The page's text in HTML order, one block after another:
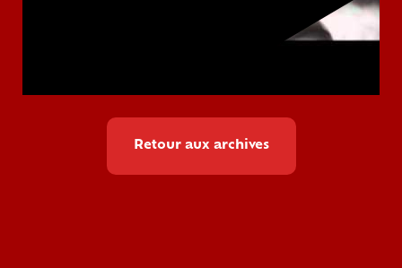
Retour aux archives